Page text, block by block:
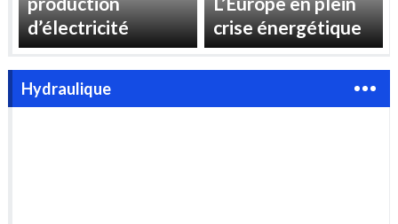
d’électricité
crise énergétique
Hydraulique